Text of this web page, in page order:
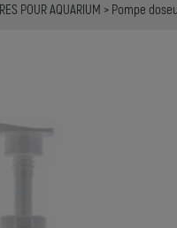
POUR AQUARIUM Pompe